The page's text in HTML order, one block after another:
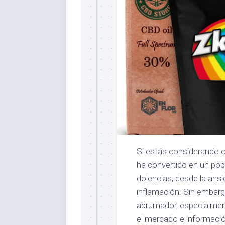
Si estás considerando
ha convertido en un
dolencias, desde la
inflamación. Sin
abrumador,
el mercado e